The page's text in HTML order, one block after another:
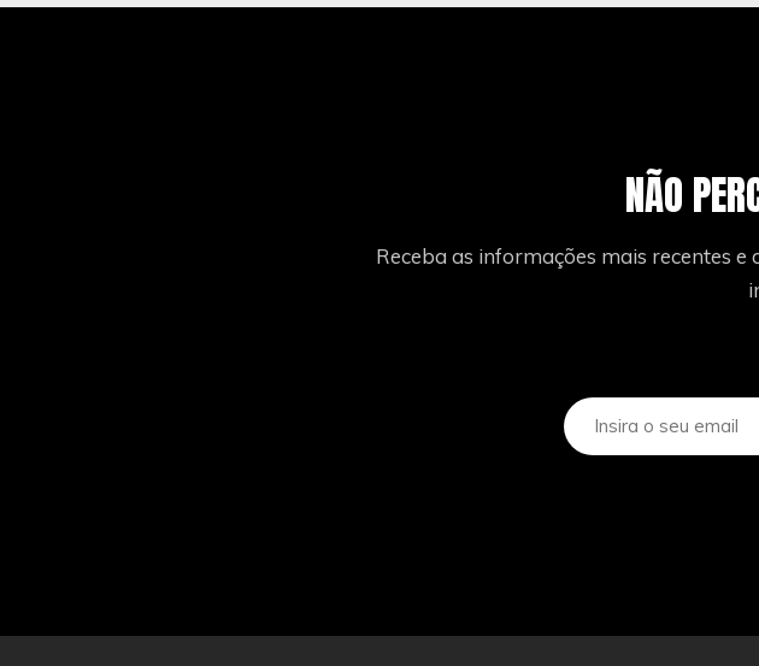
NÃO
Receba as informações mais recentes